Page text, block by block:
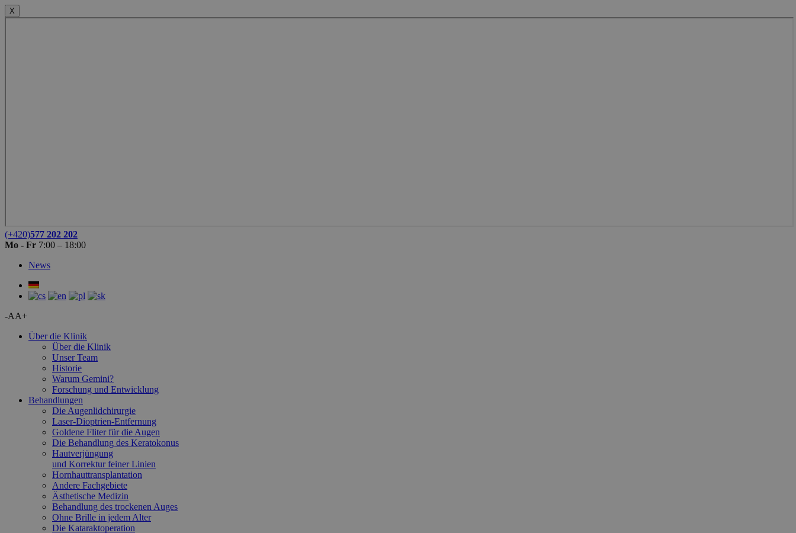
X
(+420)577 202 202
Mo - Fr 7:00 – 18:00
News
-AA+
Über die Klinik
Über die Klinik
Unser Team
Historie
Warum Gemini?
Forschung und Entwicklung
Behandlungen
Die Augenlidchirurgie
Laser-Dioptrien-Entfernung
Goldene Fliter für die Augen
Die Behandlung des Keratokonus
Hautverjüngung
und Korrektur feiner Linien
Hornhauttransplantation
Andere Fachgebiete
Ästhetische Medizin
Behandlung des trockenen Auges
Ohne Brille in jedem Alter
Die Kataraktoperation